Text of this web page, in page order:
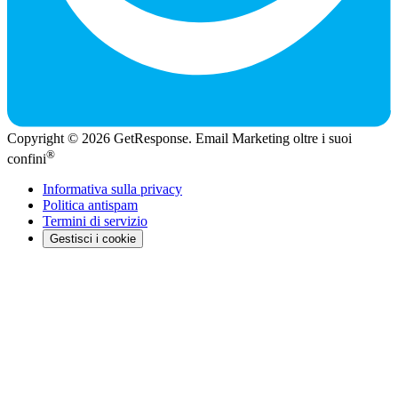
Copyright © 2026 GetResponse. Email Marketing oltre i suoi
confini®
Informativa sulla privacy
Politica antispam
Termini di servizio
Gestisci i cookie